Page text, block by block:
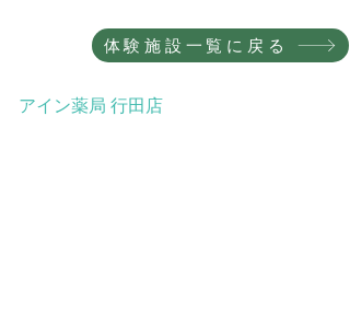
体験施設一覧に戻る
​アイン薬局 行田店